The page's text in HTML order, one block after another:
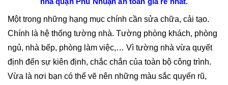
Một trong những hạng mục chính cần sửa chữa, cải tạo.
Chính là hệ thống tường nhà. Tường phòng khách, phòng
ngủ, nhà bếp, phòng làm việc,… Vì tường nhà vừa quyết
định đến sự kiên định, chắc chắn của toàn bộ công trình.
Vừa là nơi bạn có thể vẽ nên những màu sắc quyến rũ,